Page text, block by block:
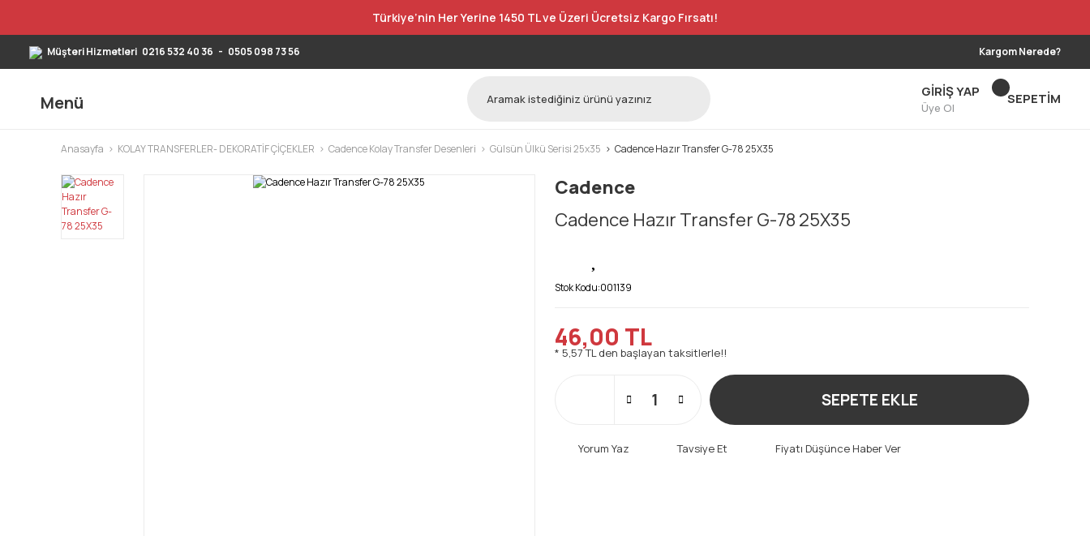
Türkiye’nin Her Yerine 1450 TL ve Üzeri Ücretsiz Kargo Fırsatı!
Müşteri Hizmetleri 0216 532 40 36 - 0505 098 73 56 Kargom Nerede?
Menü
GİRİŞ YAP
Üye Ol
SEPETİM
Anasayfa KOLAY TRANSFERLER- DEKORATİF ÇİÇEKLER Cadence Kolay Transfer Desenleri Gülsün Ülkü Serisi 25x35 Cadence Hazır Transfer G-78 25X35
Cadence
Cadence Hazır Transfer G-78 25X35
Stok Kodu:001139
46,00 TL
* 5,57 TL den başlayan taksitlerle!!
SEPETE EKLE
Yorum Yaz Tavsiye Et Fiyatı Düşünce Haber Ver